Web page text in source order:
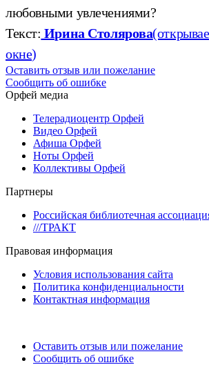
любовными увлечениями?
Текст: Ирина Столярова
окне)
Оставить отзыв или пожелание
Сообщить об ошибке
Орфей медиа
Телерадиоцентр Орфей
Видео Орфей
Афиша Орфей
Ноты Орфей
Коллективы Орфей
Партнеры
Российская библиотечная
///ТРАКТ
Правовая информация
Условия использования сайта
Политика конфиденциальности
Контактная информация
Оставить отзыв или пожелание
Сообщить об ошибке